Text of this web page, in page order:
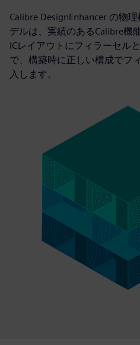
Calibre DesignEnhancer の物
デルは、実績のあるCalibre機
ICレイアウトにフィラーセル
で、構築時に正しい構成でフ
入します。